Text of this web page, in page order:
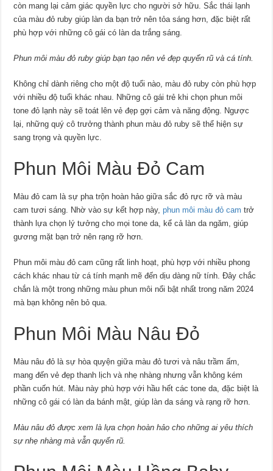
còn mang lại cảm giác quyền lực cho người sở hữu. Sắc thái lạnh
của màu đỏ ruby giúp làn da bạn trở nên tỏa sáng hơn, đặc biệt rất
phù hợp với những cô gái có làn da trắng sáng.
Phun môi màu đỏ ruby giúp bạn tạo nên vẻ đẹp quyến rũ và cá tính.
Không chỉ dành riêng cho một độ tuổi nào, màu đỏ ruby còn phù hợp
với nhiều độ tuổi khác nhau. Những cô gái trẻ khi chọn phun môi
tone đỏ lạnh này sẽ toát lên vẻ đẹp gợi cảm và năng động. Ngược
lại, những quý cô trưởng thành phun màu đỏ ruby sẽ thể hiện sự
sang trọng và quyền lực.
Phun Môi Màu Đỏ Cam
Màu đỏ cam là sự pha trộn hoàn hảo giữa sắc đỏ rực rỡ và màu
cam tươi sáng. Nhờ vào sự kết hợp này,phun môi màu đỏ cam trở
thành lựa chọn lý tưởng cho mọi tone da, kể cả làn da ngăm, giúp
gương mặt bạn trở nên rạng rỡ hơn.
Phun môi màu đỏ cam cũng rất linh hoạt, phù hợp với nhiều phong
cách khác nhau từ cá tính mạnh mẽ đến dịu dàng nữ tính. Đây chắc
chắn là một trong những màu phun môi nổi bật nhất trong năm 2024
mà bạn không nên bỏ qua.
Phun Môi Màu Nâu Đỏ
Màu nâu đỏ là sự hòa quyện giữa màu đỏ tươi và nâu trầm ấm,
mang đến vẻ đẹp thanh lịch và nhẹ nhàng nhưng vẫn không kém
phần cuốn hút. Màu này phù hợp với hầu hết các tone da, đặc biệt là
những cô gái có làn da bánh mật, giúp làn da sáng và rạng rỡ hơn.
Màu nâu đỏ được xem là lựa chọn hoàn hảo cho những ai yêu thích
sự nhẹ nhàng mà vẫn quyến rũ.